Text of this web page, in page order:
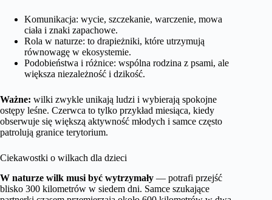
Komunikacja: wycie, szczekanie, warczenie, mowa
ciała i znaki zapachowe.
Rola w naturze: to drapieżniki, które utrzymują
równowagę w ekosystemie.
Podobieństwa i różnice: wspólna rodzina z psami, ale
większa niezależność i dzikość.
Ważne: wilki zwykle unikają ludzi i wybierają spokojne
ostępy leśne. Czerwca to tylko przykład miesiąca, kiedy
obserwuje się większą aktywność młodych i samce często
patrolują granice terytorium.
Ciekawostki o wilkach dla dzieci
W naturze wilk musi być wytrzymały — potrafi przejść
blisko 300 kilometrów w siedem dni. Samce szukające